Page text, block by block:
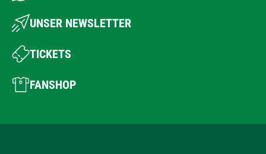
UNSER NEWSLETTER
TICKETS
FANSHOP